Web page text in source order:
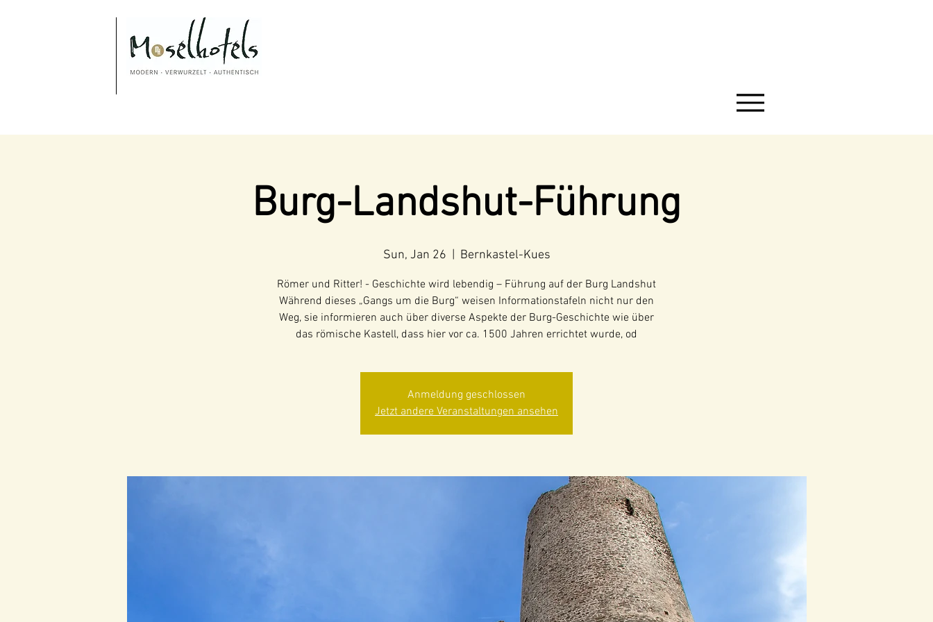
Burg-Landshut-Führung
Sun, Jan 26 Bernkastel-Kues
Römer und Ritter! - Geschichte wird lebendig – Führung auf der Burg Landshut
Während dieses „Gangs um die Burg“ weisen Informationstafeln nicht nur den
Weg, sie informieren auch über diverse Aspekte der Burg-Geschichte wie über
Anmeldung geschlossen
Jetzt andere Veranstaltungen ansehen